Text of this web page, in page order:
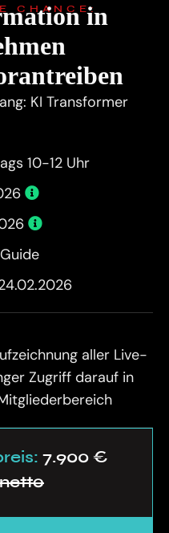
CHANCE:in
KI Transformer
10-12 Uhr
aller Live-
Zugriff darauf in
7.900 €